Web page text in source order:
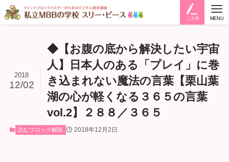
ご入学 MENU
◆【お腹の底から解決したい宇宙
人】日本人のある「プレイ」に巻
き込まれない魔法の言葉【栗山葉
湖の心が軽くなる３６５の言葉
vol.2】２８８／３６５
2018
12/02
読むブロック解除 2018年12月2日